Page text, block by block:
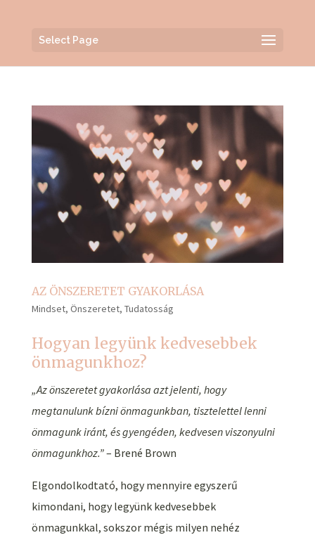
Select Page
AZ ÖNSZERETET GYAKORLÁSA
Mindset, Önszeretet, Tudatosság
Hogyan legyünk kedvesebbek
önmagunkhoz?
„Az önszeretet gyakorlása azt jelenti, hogy
megtanulunk bízni önmagunkban, tisztelettel lenni
önmagunk iránt, és gyengéden, kedvesen viszonyulni
önmagunkhoz.”– Brené Brown
Elgondolkodtató, hogy mennyire egyszerű
kimondani, hogy legyünk kedvesebbek
önmagunkkal, sokszor mégis milyen nehéz